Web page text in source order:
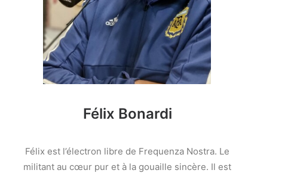
Félix Bonardi
Félix est l’électron libre de Frequenza Nostra. Le
militant au cœur pur et à la gouaille sincère. Il est